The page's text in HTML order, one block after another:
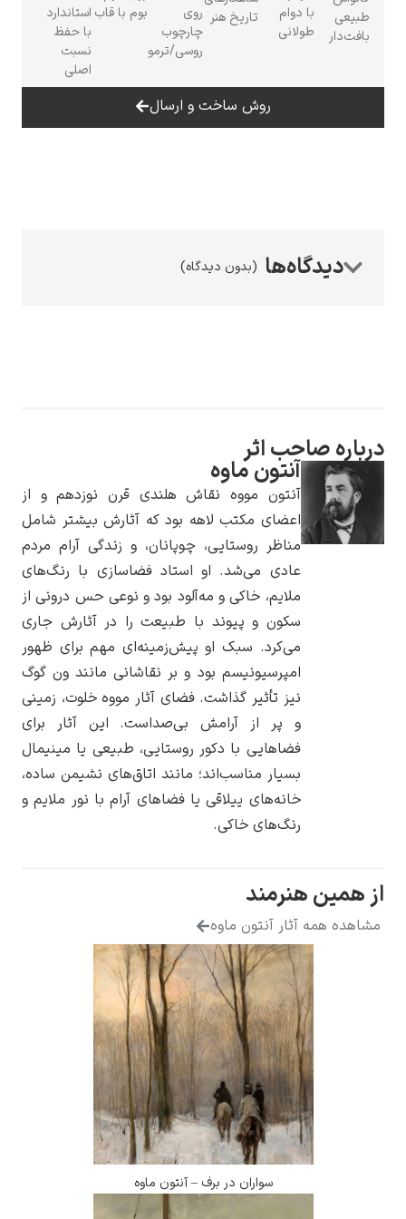
یوهانس فرمیر
پرفروش‌ترین
تابلوها
با دوام
طولانی
تاریخ هنر روی
چارچوب
روسی/ترمو
بوم با قاباستاندارد
روش ساخت و ارسال
(بدون دیدگاه)
صاحب اثر
آنتون ماوه
آنتون مووه نقاش هلندی قرن نوزدهم و از
اعضای مکتب لاهه بود که آثارش بیشتر شامل
مناظر روستایی، چوپانان، و زندگی آرام مردم
عادی می‌شد. او استاد فضاسازی با رنگ‌های
ملایم، خاکی و مه‌آلود بود و نوعی حس درونی از
سکون و پیوند با طبیعت را در آثارش جاری
می‌کرد. سبک او پیش‌زمینه‌ای مهم برای ظهور
امپرسیونیسم بود و بر نقاشانی مانند ون گوگ
نیز تأثیر گذاشت. فضای آثار مووه خلوت، زمینی
و پر از آرامش بی‌صداست. این آثار برای
فضاهایی با دکور روستایی، طبیعی یا مینیمال
بسیار مناسب‌اند؛ مانند اتاق‌های نشیمن ساده،
خانه‌های ییلاقی یا فضاهای آرام با نور ملایم و
رنگ‌های خاکی.
همین هنرمند
همه آثار آنتون ماوه
سواران در برف – آنتون ماوه